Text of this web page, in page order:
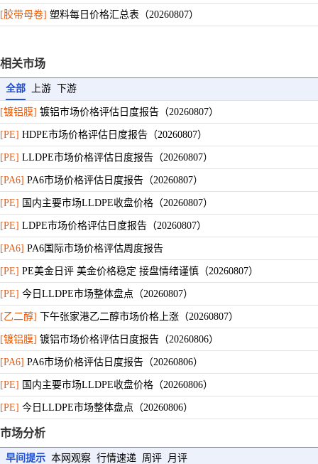
[塑编]塑编原料市场早间提示（20260805）
[胶带母卷] 塑料每日价格汇总表（20260807）
[CPP]中石化华东PP拉丝及膜料定价详表
[CPP] 中石化销售华北分公司PP拉丝及膜料定价详表
[CPP]中油华东PP拉丝及膜料价格详表
[CPP]中油东北PP拉丝及膜料定价详表
[塑编]塑编原料市场价格汇总表（20260807）
[BOPP] 国内BOPP市场价格一览（20260807）
[BOPET] BOPET上游原料价格上涨（20260807）
[BOPET]中国PETG热收缩膜市场动态（20260807）
相关市场
全部 上游 下游
[镀铝膜] 镀铝市场价格评估日度报告（20260807）
[PE] HDPE市场价格评估日度报告（20260807）
[PE] LLDPE市场价格评估日度报告（20260807）
[PA6] PA6市场价格评估日度报告（20260807）
[PE] 国内主要市场LLDPE收盘价格（20260807）
[PE] LDPE市场价格评估日度报告（20260807）
[PA6] PA6国际市场价格评估周度报告
[PE] PE美金日评 美金价格稳定 接盘情绪谨慎（20260807）
[PE] 今日LLDPE市场整体盘点（20260807）
[乙二醇] 下午张家港乙二醇市场价格上涨（20260807）
[镀铝膜] 镀铝市场价格评估日度报告（20260806）
[PA6] PA6市场价格评估日度报告（20260806）
[PE] 国内主要市场LLDPE收盘价格（20260806）
[PE] 今日LLDPE市场整体盘点（20260806）
[乙二醇]下午张家港乙二醇市场价格上涨（20260806）
市场分析
早间提示 本网观察 行情速递 周评 月评